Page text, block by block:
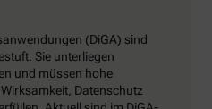
(DiGA) sind
Sie unterliegen
und müssen hohe
Datenschutz